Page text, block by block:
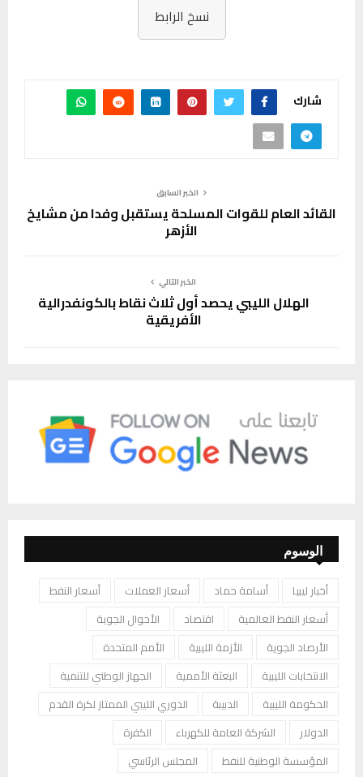
نسخ الرابط
شارك
الخبر السابق
القائد العام للقوات المسلحة يستقبل وفدا من مشايخ
الأزهر
الخبر التالي
الهلال الليبي يحصد أول ثلاث نقاط بالكونفدرالية
الأفريقية
الوسوم
أخبار ليبيا أسامة حماد أسعار العملات
أسعار النفط
أسعار النفط العالمية
اقتصاد
الأحوال الجوية
الأرصاد الجوية
الأزمة الليبية
الأمم المتحدة
الانتخابات الليبية
البعثة الأممية
الجهاز الوطني للتنمية
الحكومة الليبية
الدبيبة
الدوري الليبي الممتاز لكرة القدم
الدولار
الشركة العامة للكهرباء
الكفرة
المؤسسة الوطنية للنفط
المجلس الرئاسي